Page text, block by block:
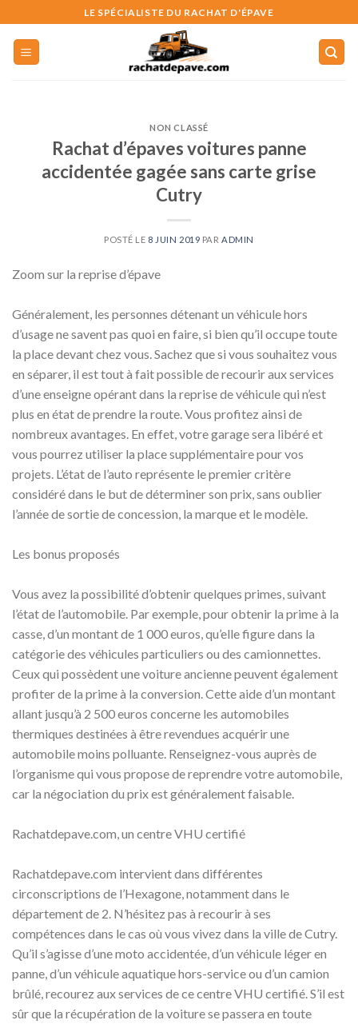
to
content
LE SPÉCIALISTE DU RACHAT D'ÉPAVE
NON CLASSÉ
Rachat d’épaves voitures panne
accidentée gagée sans carte grise
Cutry
POSTÉ LE 8 JUIN 2019 PAR ADMIN
Zoom sur la reprise d’épave
Généralement, les personnes détenant un véhicule hors
d’usage ne savent pas quoi en faire, si bien qu’il occupe toute
la place devant chez vous. Sachez que si vous souhaitez vous
en séparer, il est tout à fait possible de recourir aux services
d’une enseigne opérant dans la reprise de véhicule qui n’est
plus en état de prendre la route. Vous profitez ainsi de
nombreux avantages. En effet, votre garage sera libéré et
vous pourrez utiliser la place supplémentaire pour vos
projets. L’état de l’auto représente le premier critère
considéré dans le but de déterminer son prix, sans oublier
l’année de sortie de concession, la marque et le modèle.
Les bonus proposés
Vous avez la possibilité d’obtenir quelques primes, suivant
l’état de l’automobile. Par exemple, pour obtenir la prime à la
casse, d’un montant de 1 000 euros, qu’elle figure dans la
catégorie des véhicules particuliers ou des camionnettes.
Ceux qui possèdent une voiture ancienne peuvent également
profiter de la prime à la conversion. Cette aide d’un montant
allant jusqu’à 2 500 euros concerne les automobiles
thermiques destinées à être revendues acquérir une
automobile moins polluante. Renseignez-vous auprès de
l’organisme qui vous propose de reprendre votre automobile,
car la négociation du prix est généralement faisable.
Rachatdepave.com, un centre VHU certifié
Rachatdepave.com intervient dans différentes
circonscriptions de l’Hexagone, notamment dans le
département de 2. N’hésitez pas à recourir à ses
compétences dans le cas où vous vivez dans la ville de Cutry.
Qu’il s’agisse d’une moto accidentée, d’un véhicule léger en
panne, d’un véhicule aquatique hors-service ou d’un camion
brûlé, recourez aux services de ce centre VHU certifié. S’il est
sûr que la récupération de la voiture se passera en toute